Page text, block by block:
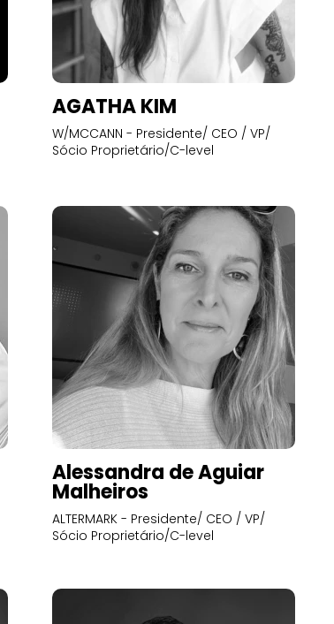
AGATHA KIM
W/MCCANN - Presidente/ CEO / VP/
Sócio Proprietário/C-level
Alessandra de Aguiar
Malheiros
ALTERMARK - Presidente/ CEO / VP/
Sócio Proprietário/C-level